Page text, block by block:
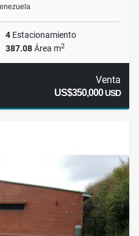
4 Estacionamiento
387.08Área m2
Venta
US$350,000USD